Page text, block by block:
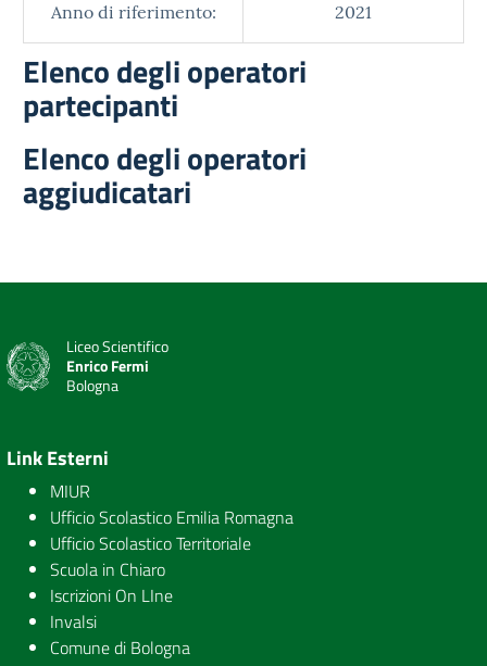
Anno di riferimento: 2021
Elenco degli operatori
partecipanti
Elenco degli operatori
aggiudicatari
Liceo Scientifico
Enrico Fermi
Bologna
Link Esterni
MIUR
Ufficio Scolastico Emilia Romagna
Ufficio Scolastico Territoriale
Scuola in Chiaro
Iscrizioni On LIne
Invalsi
Comune di Bologna